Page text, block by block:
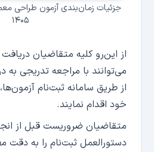
جزئیات زمان‌بندی آزمون طراحی
۱۴۰۵
از این‌رو کلیه متقاضیان دریافت
می‌توانند با مراجعه تدریجی به
از طریق سامانه ثبت‌نام
خود اقدام نمایند.
متقاضیان ضروریست قبل از
دستورالعمل ثبت‌نام را به دقت